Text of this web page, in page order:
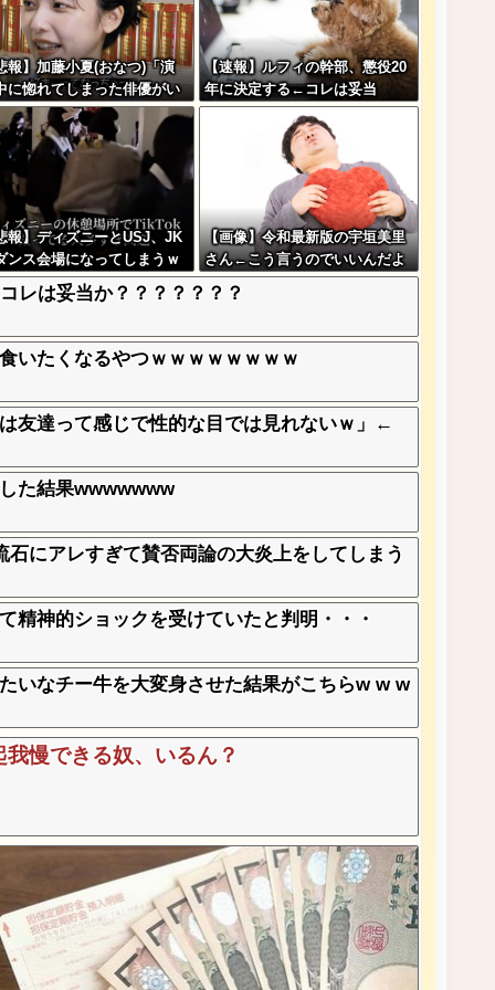
報】加藤小夏(おなつ)「演
に惚れてしまった俳優がい
【速報】ルフィの幹部、懲役20
年に決定する←コレは妥当
か？？？？？？？
報】ディズニーとUSJ、JK
ンス会場になってしまうｗ
ｗｗ
【画像】令和最新版の宇垣美里
さん←こう言うのでいいんだよ
が目一杯詰まってると話題にw
w w w w w w w w
レは妥当か？？？？？？？
いたくなるやつｗｗｗｗｗｗｗｗ
友達って感じで性的な目では見れないｗ」←
た結果wwwwwww
にアレすぎて賛否両論の大炎上をしてしまう
精神的ショックを受けていたと判明・・・
いなチー牛を大変身させた結果がこちらw w w
慢できる奴、いるん？